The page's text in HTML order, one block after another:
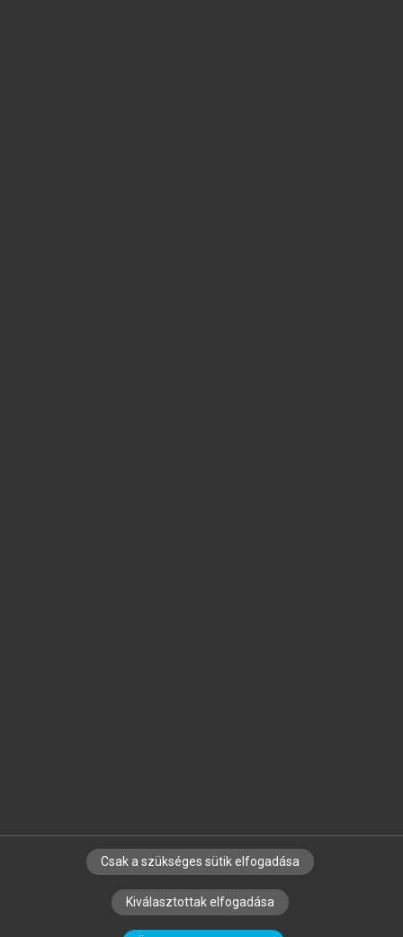
SZERZŐKNEK CÉGEKNEK KÖNYVTÁROSOKNAK
SZERKESZTÉSI ÉS LEKTORÁLÁSI ALAPELVEK
Csak a szükséges sütik elfogadása
Kiválasztottak elfogadása